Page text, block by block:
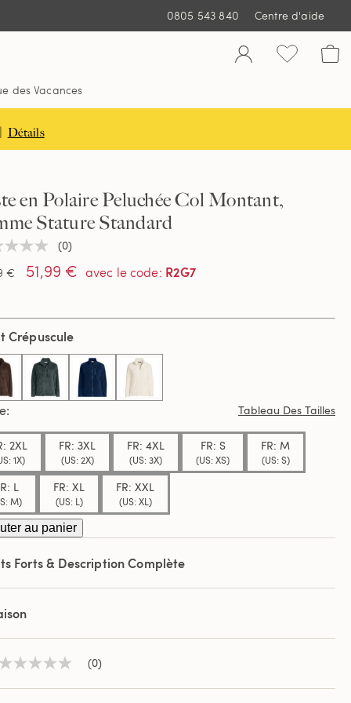
0805 543 840 Centre d'aide
des Vacances
Détails
en Polaire Peluchée Col Montant,
Stature Standard
(0)
€
51,99 € avec le code: R2G7
Crépuscule
selected
Tableau Des Tailles
2XL
1X)
FR: 3XL
(US: 2X)
FR: 4XL
(US: 3X)
FR: S
(US: XS)
FR: M
(US: S)
L
M)
FR: XL
(US: L)
FR: XXL
(US: XL)
au panier
Forts & Description Complète
Aucune (0)